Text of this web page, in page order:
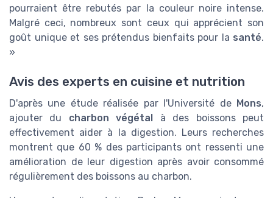
pourraient être rebutés par la couleur noire intense.
Malgré ceci, nombreux sont ceux qui apprécient son
goût unique et ses prétendus bienfaits pour la santé.
»
Avis des experts en cuisine et nutrition
D'après une étude réalisée par l'Université de Mons,
ajouter du charbon végétal
à des boissons peut
effectivement aider à la digestion. Leurs recherches
montrent que 60 % des participants ont ressenti une
amélioration de leur digestion après avoir consommé
régulièrement des boissons au charbon.